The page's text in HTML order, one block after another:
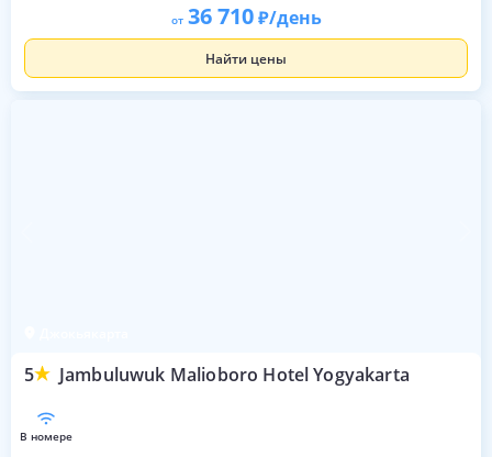
от 36 710 /день
Найти цены
5 Jambuluwuk Malioboro Hotel Yogyakarta
в номере